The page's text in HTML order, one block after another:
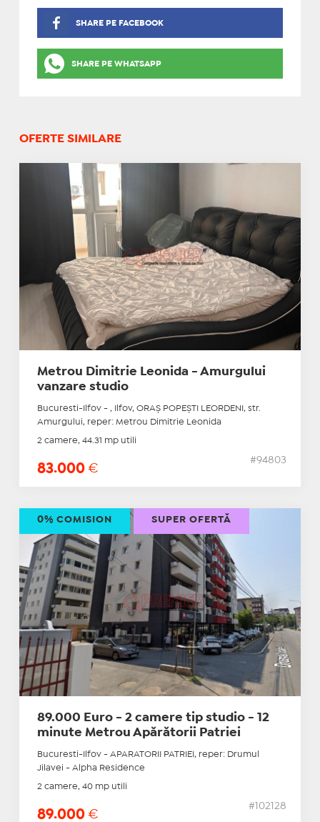
SHARE PE FACEBOOK
SHARE PE WHATSAPP
OFERTE SIMILARE
Metrou Dimitrie Leonida - Amurgului
vanzare studio
Bucuresti-Ilfov - , Ilfov, ORAŞ POPEŞTI LEORDENI, str.
Amurgului, reper: Metrou Dimitrie Leonida
2 camere, 44.31 mp utili
83.000 €
#94803
89.000 Euro - 2 camere tip studio - 12
minute Metrou Apărătorii Patriei
Bucuresti-Ilfov - APARATORII PATRIEI, reper: Drumul
Jilavei - Alpha Residence
2 camere, 40 mp utili
89.000 €
#102128
0% COMISION SUPER OFERTĂ